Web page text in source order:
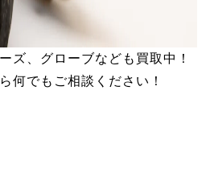
ズ、グローブなども買取中！
何でもご相談ください！